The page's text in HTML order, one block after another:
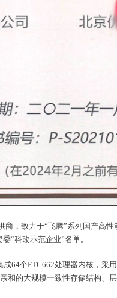
，致力于“飞腾”系列国产高
“科改示范企业”名单。
成64个FTC662处理器内核，
和的大规模一致性存储结构、